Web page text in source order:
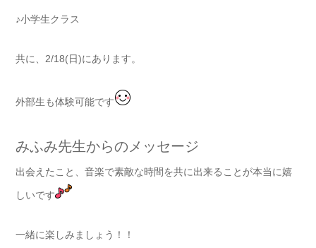
♪小学生クラス
共に、2/18(日)にあります。
外部生も体験可能です
みふみ先生からのメッセージ
出会えたこと、音楽で素敵な時間を共に出来ることが本当に嬉
しいです
一緒に楽しみましょう！！